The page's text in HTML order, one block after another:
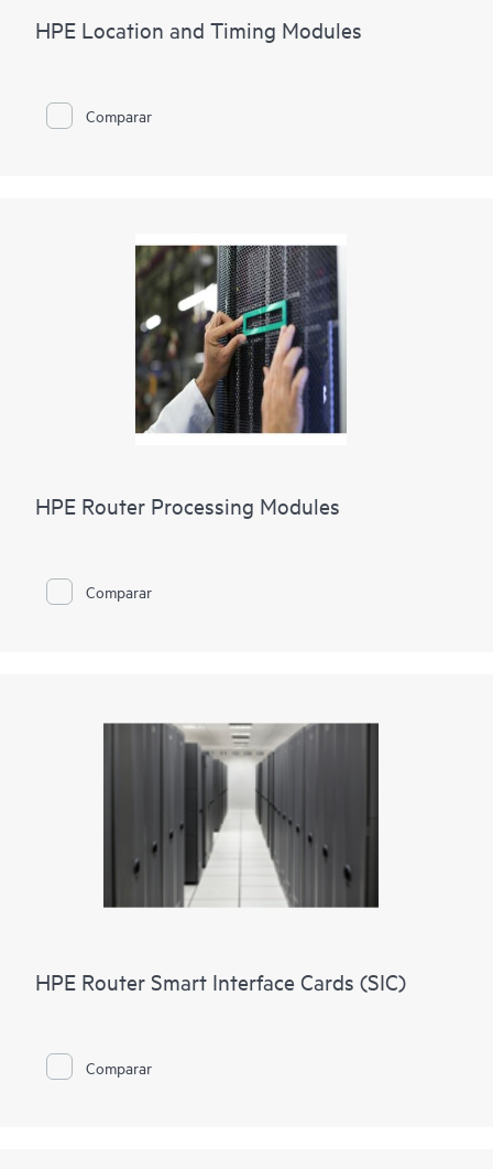
HPE Location and Timing Modules
Comparar
HPE Router Processing Modules
Comparar
HPE Router Smart Interface Cards (SIC)
Comparar